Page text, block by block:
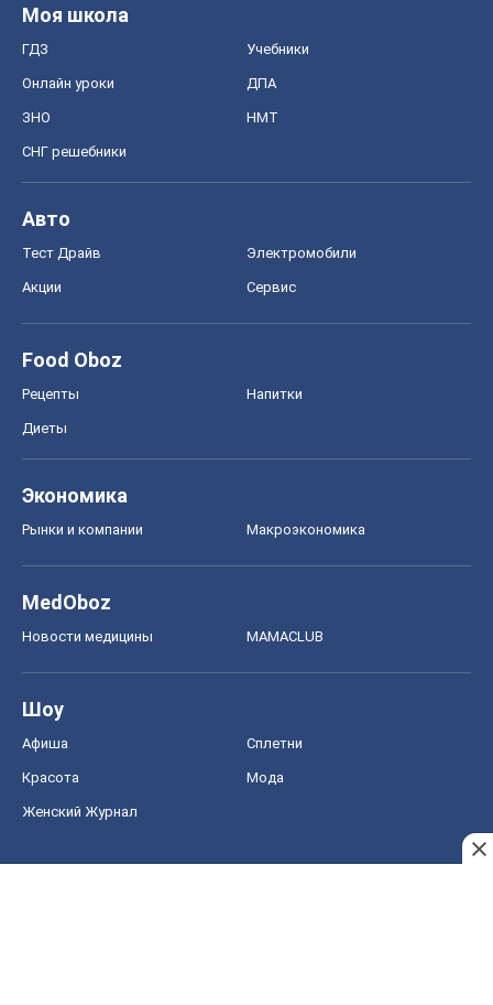
Моя школа
ГДЗ Учебники
Онлайн уроки ДПА
ЗНО НМТ
СНГ решебники
Авто
Тест Драйв Электромобили
Акции Сервис
Food Oboz
Рецепты Напитки
Диеты
Экономика
Рынки и компании Mакроэкономика
MedOboz
Новости медицины MAMACLUB
Шоу
Афиша Сплетни
Красота Мода
Женский Журнал